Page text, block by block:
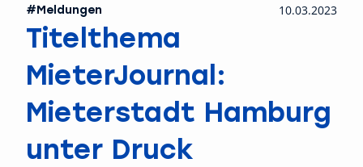
#Meldungen 10.03.2023
Titelthema
MieterJournal:
Mieterstadt Hamburg
unter Druck